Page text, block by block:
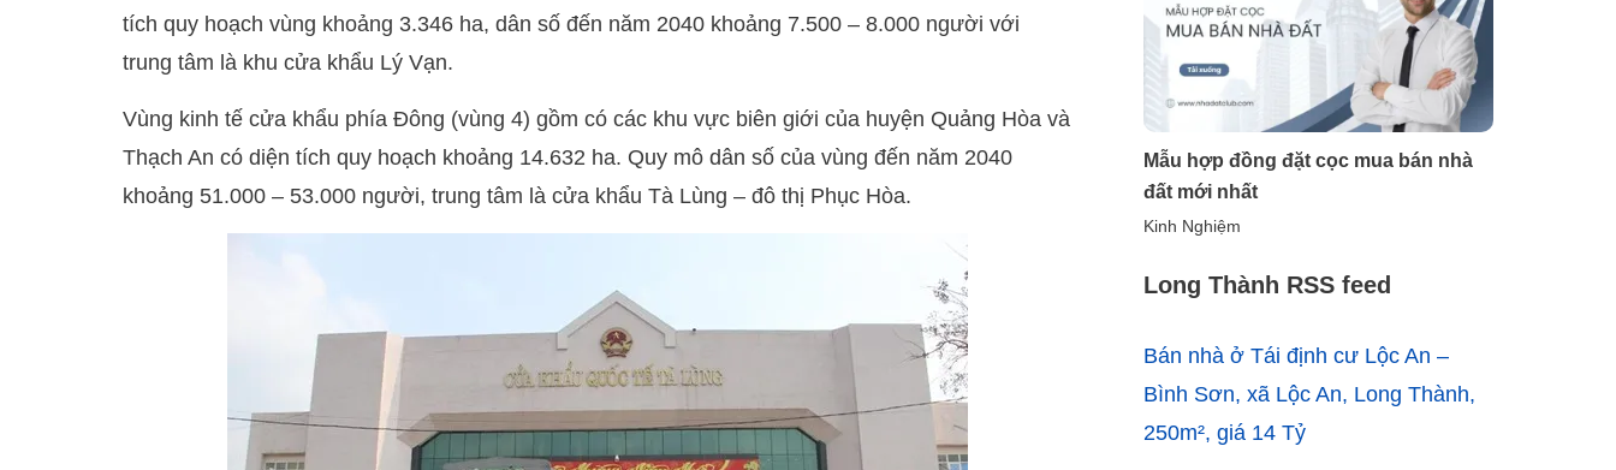
tích quy hoạch vùng khoảng 3.346 ha, dân số đến năm 2040 khoảng 7.500 – 8.000 người với
trung tâm là khu cửa khẩu Lý Vạn.
Vùng kinh tế cửa khẩu phía Đông (vùng 4) gồm có các khu vực biên giới của huyện Quảng Hòa và
Thạch An có diện tích quy hoạch khoảng 14.632 ha. Quy mô dân số của vùng đến năm 2040
khoảng 51.000 – 53.000 người, trung tâm là cửa khẩu Tà Lùng – đô thị Phục Hòa.
Mẫu hợp đồng đặt cọc mua bán nhà
đất mới nhất
Kinh Nghiệm
Long Thành RSS feed
Bán nhà ở Tái định cư Lộc An –
Bình Sơn, xã Lộc An, Long Thành,
250m², giá 14 Tỷ